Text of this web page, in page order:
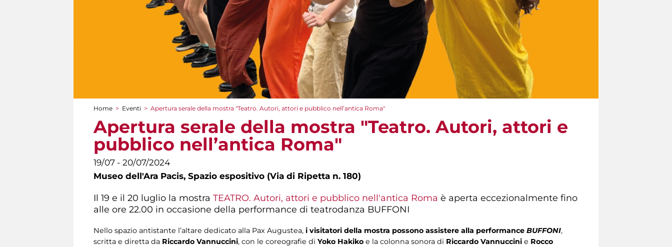
Tu sei qui
Home > Eventi > Apertura serale della mostra "Teatro. Autori, attori e pubblico nell’antica Roma"
Apertura serale della mostra "Teatro. Autori, attori e
pubblico nell’antica Roma"
19/07 - 20/07/2024
Museo dell'Ara Pacis, Spazio espositivo (Via di Ripetta n. 180)
Il 19 e il 20 luglio la mostra TEATRO. Autori, attori e pubblico nell'antica Roma è aperta eccezionalmente fino
alle ore 22.00 in occasione della performance di teatrodanza BUFFONI
Nello spazio antistante l’altare dedicato alla Pax Augustea, i visitatori della mostra possono assistere alla performance BUFFONI,
scritta e diretta da Riccardo Vannuccini, con le coreografie di Yoko Hakiko e la colonna sonora di Riccardo Vannuccini e Rocco